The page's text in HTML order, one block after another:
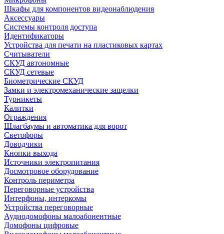
Шкафы для компонентов видеонаблюдения
Аксессуары
Системы контроля доступа
Идентификаторы
Устройства для печати на пластиковых картах
Считыватели
СКУД автономные
СКУД сетевые
Биометрические СКУД
Замки и электромеханические защелки
Турникеты
Калитки
Ограждения
Шлагбаумы и автоматика для ворот
Светофоры
Доводчики
Кнопки выхода
Источники электропитания
Досмотровое оборудование
Контроль периметра
Переговорные устройства
Интерфоны, интеркомы
Устройства переговорные
Аудиодомофоны малоабонентные
Домофоны цифровые